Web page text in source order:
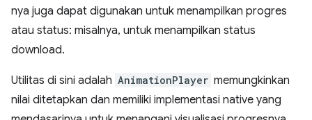
nya juga dapat digunakan untuk menampilkan progres
atau status: misalnya, untuk menampilkan status
download.
Utilitas di sini adalah AnimationPlayer memungkinkan
nilai ditetapkan dan memiliki implementasi native yang